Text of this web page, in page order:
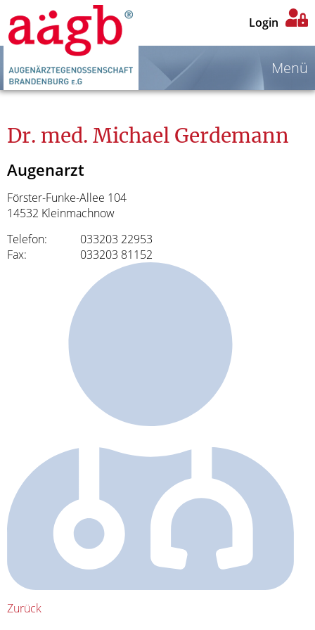
Login
Menü
Dr. med. Michael Gerdemann
Augenarzt
Förster-Funke-Allee 104
14532 Kleinmachnow
Telefon:
033203 22953
Fax:
033203 81152
Zurück